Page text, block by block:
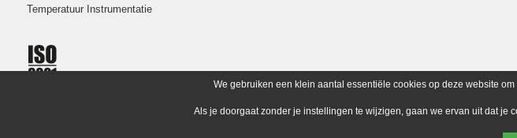
Temperatuur Instrumentatie
We gebruiken een klein aantal essentiële cookies op deze website
Als je doorgaat zonder je instellingen te wijzigen, gaan we ervan uit dat je